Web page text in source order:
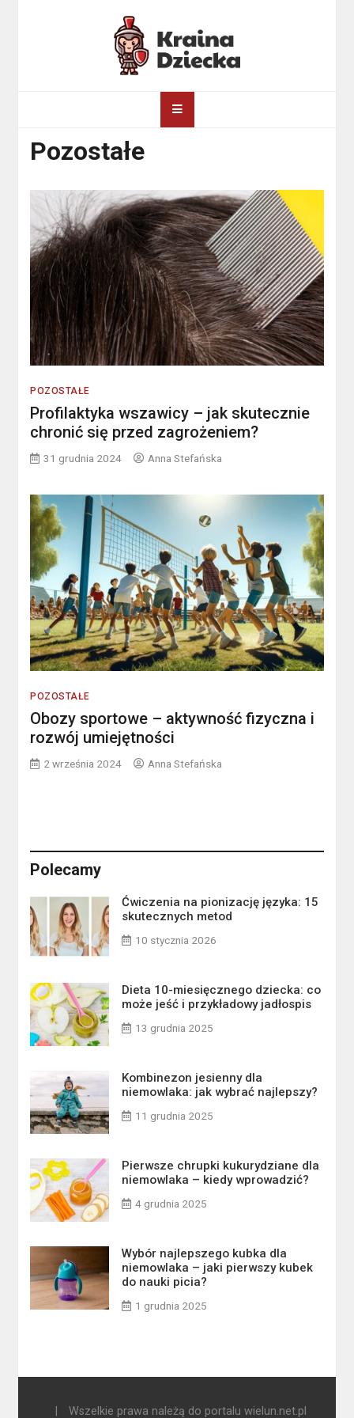
Kraina Dziecka
Pozostałe
POZOSTAŁE
Profilaktyka wszawicy – jak skutecznie
chronić się przed zagrożeniem?
31 grudnia 2024 Anna Stefańska
POZOSTAŁE
Obozy sportowe – aktywność fizyczna i
rozwój umiejętności
2 września 2024 Anna Stefańska
Polecamy
Ćwiczenia na pionizację języka: 15
skutecznych metod
10 stycznia 2026
Dieta 10-miesięcznego dziecka: co
może jeść i przykładowy jadłospis
13 grudnia 2025
Kombinezon jesienny dla
niemowlaka: jak wybrać najlepszy?
11 grudnia 2025
Pierwsze chrupki kukurydziane dla
niemowlaka – kiedy wprowadzić?
4 grudnia 2025
Wybór najlepszego kubka dla
niemowlaka – jaki pierwszy kubek
do nauki picia?
1 grudnia 2025
Wszelkie prawa należą do portalu wielun.net.pl